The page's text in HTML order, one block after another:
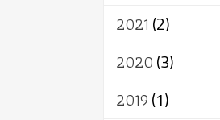
วัฒนธรรม
2021 (2)
2020(3)
2019(1)